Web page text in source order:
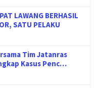
LAWANG BERHASIL
SATU PELAKU
Tim Jatanras
Kasus Penc…